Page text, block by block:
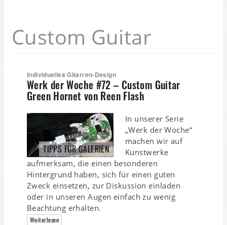
Custom Guitar
Individuelles Gitarren-Design
Werk der Woche #72 – Custom Guitar
Green Hornet von Reen Flash
TIPPS FÜR GALERIEN
In unserer Serie
„Werk der Woche“
machen wir auf
Kunstwerke
aufmerksam, die einen besonderen
Hintergrund haben, sich für einen guten
Zweck einsetzen, zur Diskussion einladen
oder in unseren Augen einfach zu wenig
Beachtung erhalten.
Weiterlesen